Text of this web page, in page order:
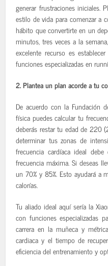
generar frustraciones iniciales.
estilo de vida para comenzar a
hábito que convertirte en un
minutos, tres veces a la
excelente recurso es
funciones especializadas en
2. Plantea un planacorde a tu
De acuerdo con la Fundación
física puedes calcular tu
deberás restar tu edad de 220
determinar tus zonas de
frecuencia cardíaca ideal
frecuencia máxima. Si deseas
un 70% y 85%. Esto ayudará a
calorías.
Tu aliado ideal aquí sería la
con funciones especializadas
carrera en la muñeca y
cardiaca y el tiempo de
eficiencia del entrenamiento y